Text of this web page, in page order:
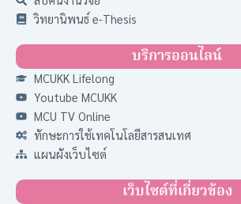
วิทยานิพนธ์ e-Thesis
บริการออนไลน์
MCUKK Lifelong
Youtube MCUKK
MCU TV Online
ทักษะการใช้เทคโนโลยีสารสนเทศ
แผนผังเว็บไซต์
เว็บไซต์ที่เกี่ยวข้อง